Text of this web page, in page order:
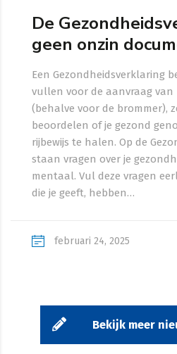
De
geen onzin
Een Gezondheidsverklaring
vullen voor de aanvraag van
(behalve voor de brommer),
beoordelen of je gezond
rijbewijs te halen. Op de
staan vragen over je
mentaal. Vul deze vragen
die je geeft, hebben…
februari 24, 2025
Bekijk meer